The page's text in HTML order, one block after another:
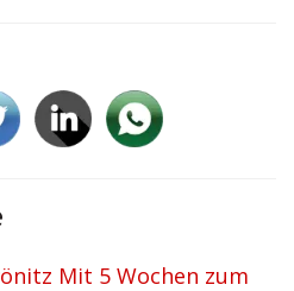
Mit 5 Wochen zum